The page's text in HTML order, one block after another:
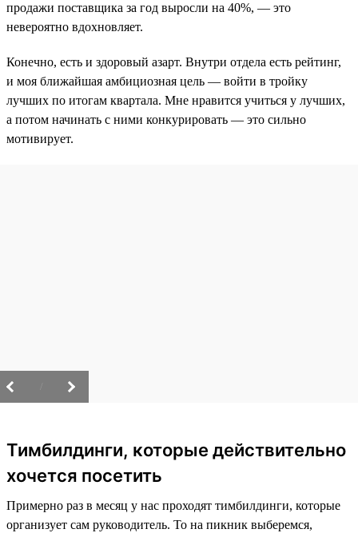
продажи поставщика за год выросли на 40%, — это
невероятно вдохновляет.
Конечно, есть и здоровый азарт. Внутри отдела есть рейтинг,
и моя ближайшая амбициозная цель — войти в тройку
лучших по итогам квартала. Мне нравится учиться у лучших,
а потом начинать с ними конкурировать — это сильно
мотивирует.
Тимбилдинги, которые действительно
хочется посетить
Примерно раз в месяц у нас проходят тимбилдинги, которые
организует сам руководитель. То на пикник выберемся,